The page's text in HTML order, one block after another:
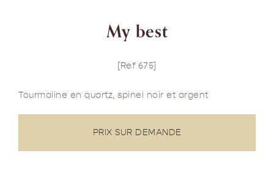
My best
[Ref 675]
Tourmaline en quartz, spinel noir et argent
PRIX SUR DEMANDE